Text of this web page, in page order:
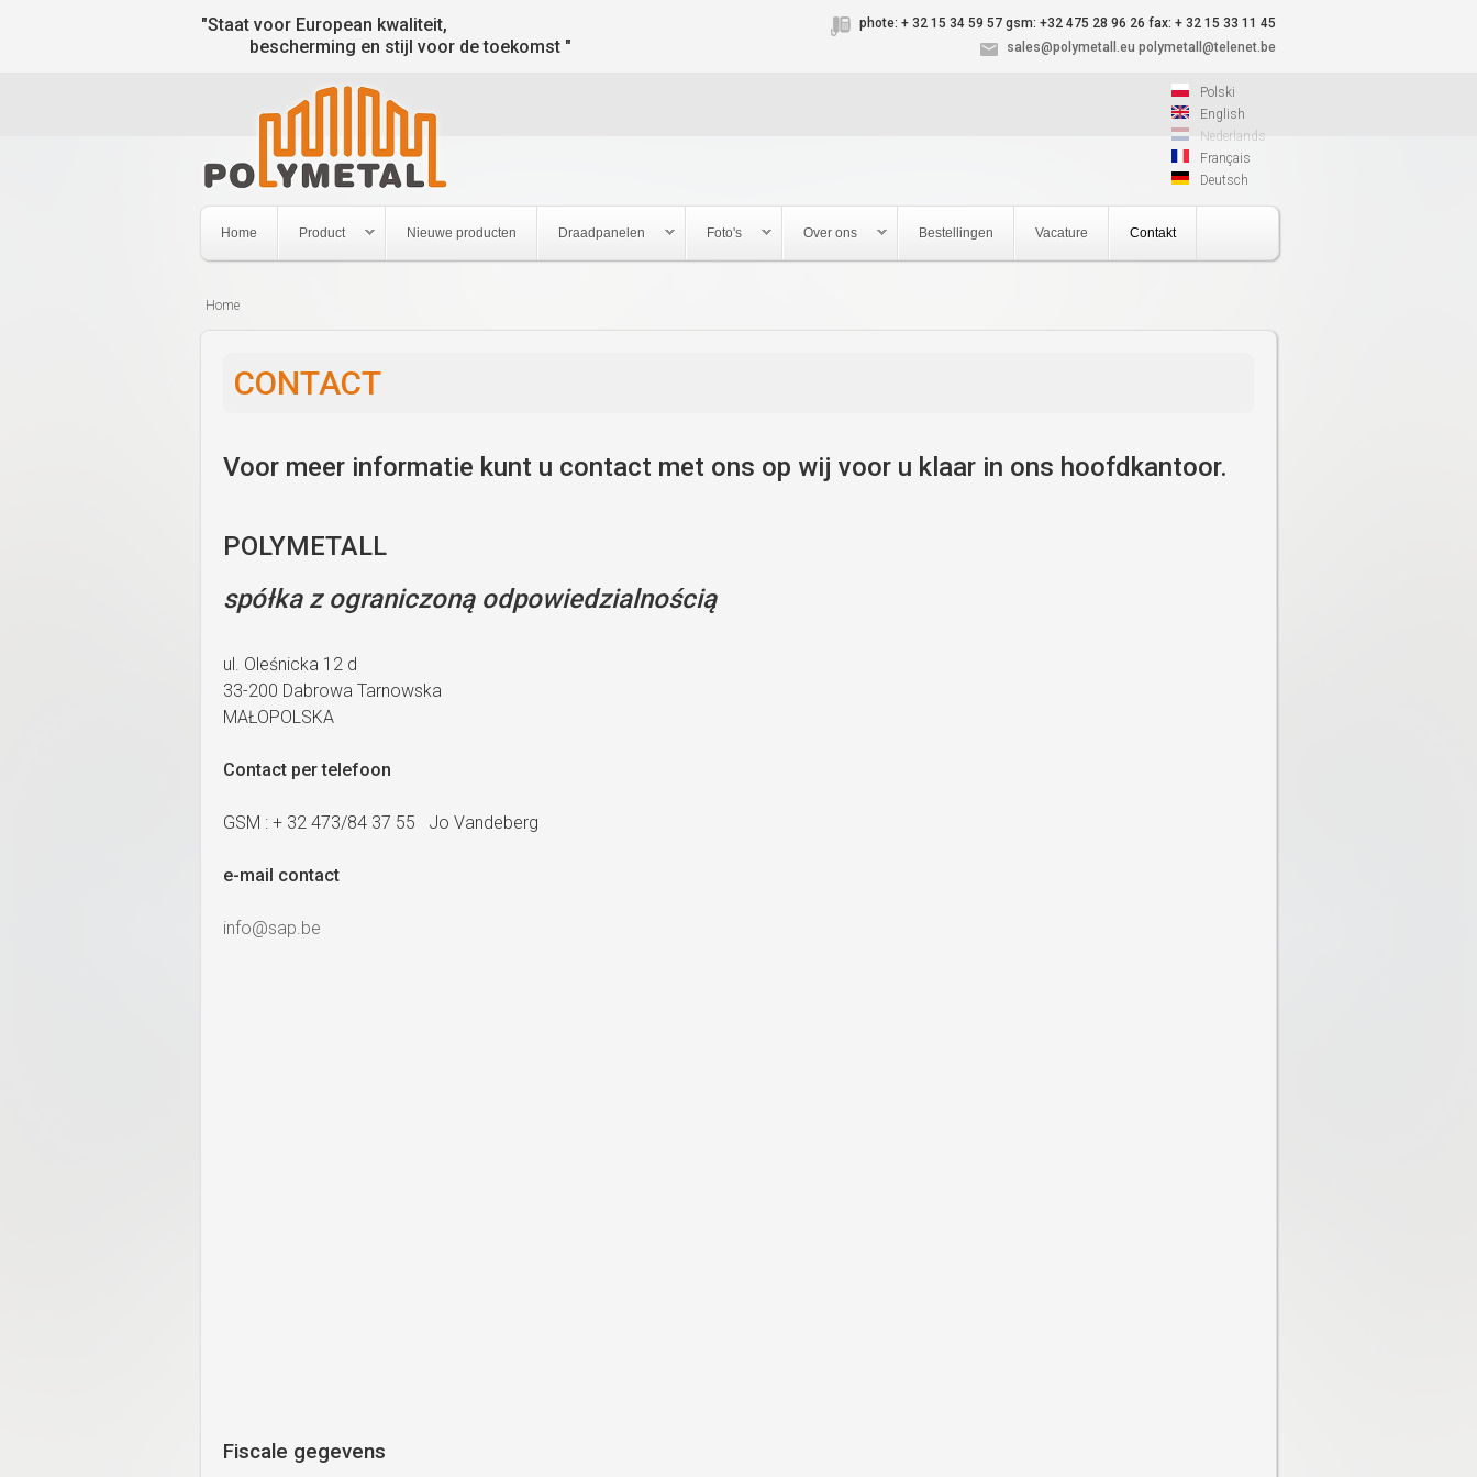
"Staat voor European kwaliteit,
bescherming en stijl voor de toekomst "
phote: + 32 15 34 59 57 gsm: +32 475 28 96 26 fax: + 32 15 33 11 45
sales@polymetall.eu polymetall@telenet.be
Polski
English
Nederlands
Français
Deutsch
Home Product Nieuwe producten Draadpanelen Foto's Over ons Bestellingen Vacature Contakt
bent
Home
CONTACT
Voor meer informatie kunt u contact met ons op wij voor u klaar in ons hoofdkantoor.
POLYMETALL
spółka z ograniczoną odpowiedzialnością
ul. Oleśnicka 12 d
33-200 Dabrowa Tarnowska
MAŁOPOLSKA
Contact per telefoon
GSM : + 32 473/84 37 55 Jo Vandeberg
e-mail contact
info@sap.be
Fiscale gegevens